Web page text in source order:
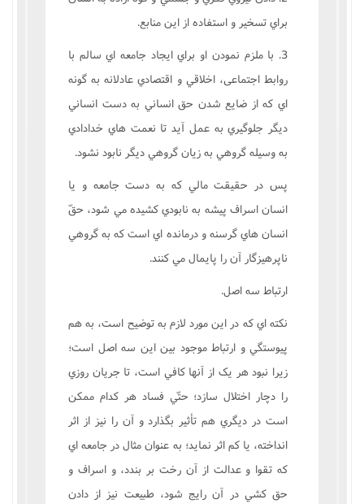
براي تسخير و استفاده از اين منابع.
3. با ملزم نمودن او براي ايجاد جامعه اي سالم با
روابط اجتماعى، اخلاقي و اقتصادي عادلانه به گونه
اي که از ضايع شدن حق انساني به دست انساني
ديگر جلوگيري به عمل آيد تا نعمت هاي خدادادي
به وسيله گروهي به زيان گروهي ديگر نابود نشود.
پس در حقيقت مالي که به دست جامعه و يا
انسان اسراف پيشه به نابودي کشيده مي شود، حقّ
انسان هاي گرسنه و درمانده اي است که به گروهي
ناپرهيزگار آن را پايمال مي کنند.
ارتباط سه اصل.
نکته اي که در اين مورد لازم به توضيح است، به هم
پيوستگي و ارتباط موجود بين اين سه اصل است؛
زيرا نبود هر يک از آنها کافي است، تا جريان روزي
را دچار اختلال سازد؛ حتّي فساد هر کدام ممکن
است در ديگري هم تأثير بگذارد و آن را نيز از اثر
انداخته، يا کم اثر نمايد؛ به عنوان مثال در جامعه اي
که تقوا و عدالت از آن رخت بر بندد، و اسراف و
حق کشي در آن رايج شود، طبيعت نيز از دادن